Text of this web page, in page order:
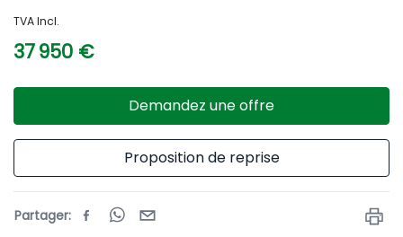
TVA Incl.
37 950 €
Demandez une offre
Proposition de reprise
Partager: